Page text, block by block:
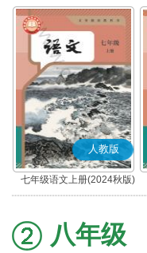
人教版
七年级语文上册(2024秋版)
(部编版)
八年级